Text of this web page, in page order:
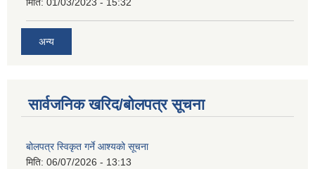
अन्य
सार्वजनिक खरिद/बोलपत्र सूचना
बोलपत्र स्विकृत गर्ने आश्यको सूचना
मिति: 06/07/2026 - 13:13